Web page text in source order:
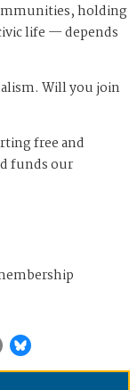
holding
life — depends
Will you join
free and
funds our